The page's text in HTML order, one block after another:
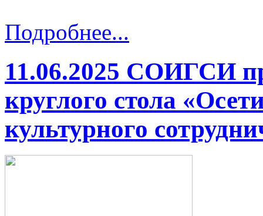
Подробнее...
11.06.2025 СОИГСИ
круглого стола
культурного